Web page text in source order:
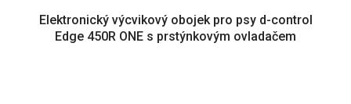
Elektronický výcvikový obojek pro psy d-control
Edge 450R ONE s prstýnkovým ovladačem